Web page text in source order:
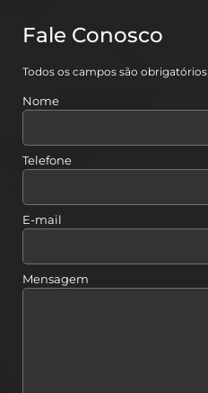
Fale Conosco
Todos os campos são obrigatórios
Nome
Telefone
E-mail
Mensagem